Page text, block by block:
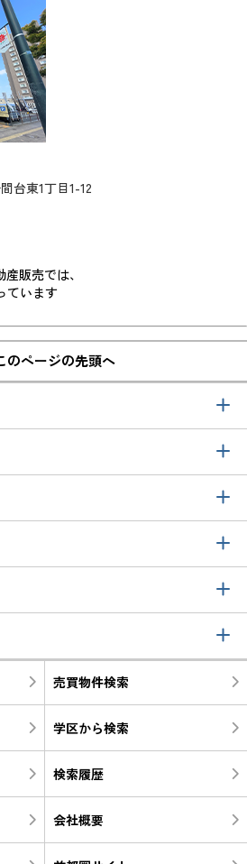
台東1丁目1-12
販売では、
ています
のページの先頭へ
売買物件検索
学区から検索
検索履歴
会社概要